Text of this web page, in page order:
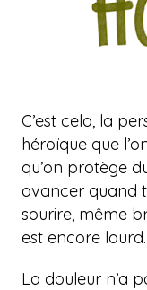
C’est cela, la
héroïque que
qu’on protège
avancer quand
sourire, même
est encore lourd.
La douleur n’a